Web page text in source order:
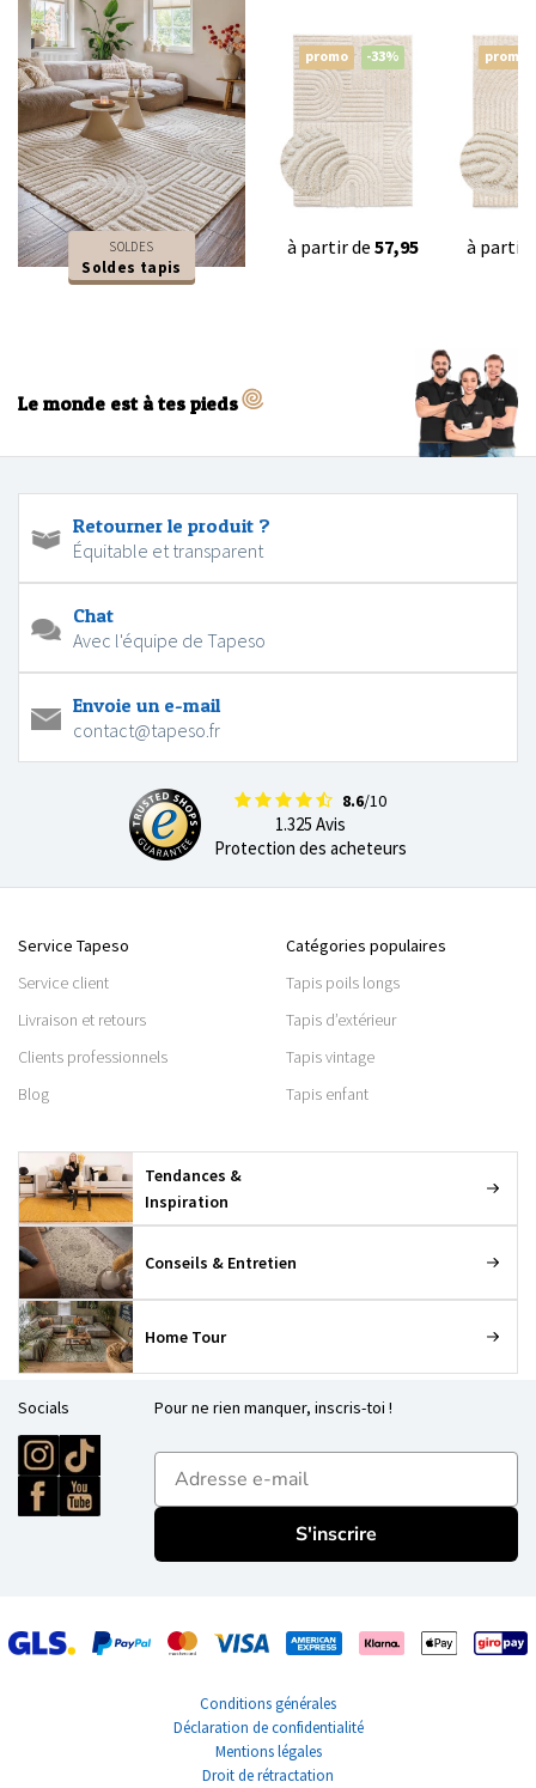
SOLDES
Soldes tapis
promo -33%
à partir de 57,95
promo
à partir
Le monde est à tes pieds
Retourner le produit ?
Équitable et transparent
Chat
Avec l'équipe de Tapeso
Envoie un e-mail
contact@tapeso.fr
8.6/10
1.325 Avis
Protection des acheteurs
Service Tapeso
Service client
Livraison et retours
Clients professionnels
Blog
Catégories populaires
Tapis poils longs
Tapis d’extérieur
Tapis vintage
Tapis enfant
Tendances &
Inspiration
Conseils & Entretien
Home Tour
Socials Pour ne rien manquer, inscris-toi !
E-mailadres
S'inscrire
Conditions générales
Déclaration de confidentialité
Mentions légales
Droit de rétractation